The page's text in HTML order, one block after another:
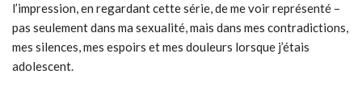
l’impression, en regardant cette série, de me voir représenté –
pas seulement dans ma sexualité, mais dans mes contradictions,
mes silences, mes espoirs et mes douleurs lorsque j’étais
adolescent.